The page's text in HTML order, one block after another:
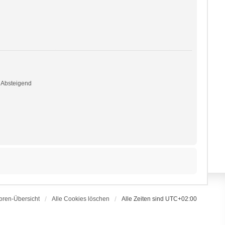
Absteigend
Übersicht Alle Cookies löschen Alle Zeiten sind UTC+02:00